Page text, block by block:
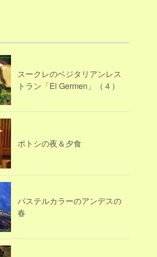
スークレのベジタリアンレス
トラン「El Germen」（４）
ポトシの夜＆夕食
パステルカラーのアンデスの
春